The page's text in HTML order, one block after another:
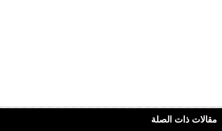
مقالات ذات الصلة